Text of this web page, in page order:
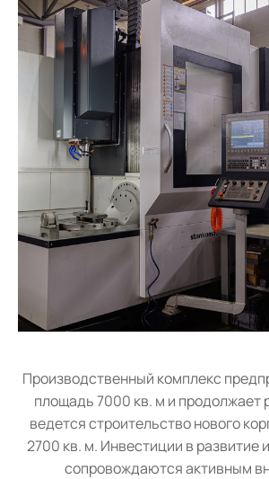
Производственный комплекс
площадь 7000 кв. м и продолжает
ведется строительство нового
2700 кв. м. Инвестиции в развитие
сопровождаются активным